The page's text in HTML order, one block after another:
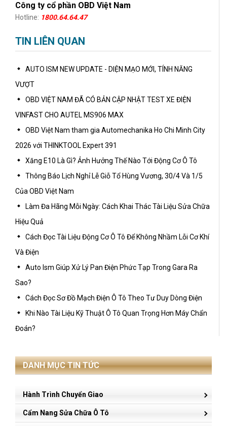
Công ty cổ phần OBD Việt Nam
Hotline: 1800.64.64.47
TIN LIÊN QUAN
AUTO ISM NEW UPDATE - DIỆN MẠO MỚI, TÍNH NĂNG
VƯỢT
OBD VIỆT NAM ĐÃ CÓ BẢN CẬP NHẬT TEST XE ĐIỆN
VINFAST CHO AUTEL MS906 MAX
OBD Việt Nam tham gia Automechanika Ho Chi Minh City
2026 với THINKTOOL Expert 391
Xăng E10 Là Gì? Ảnh Hưởng Thế Nào Tới Động Cơ Ô Tô
Thông Báo Lịch Nghỉ Lễ Giỗ Tổ Hùng Vương, 30/4 Và 1/5
Của OBD Việt Nam
Làm Đa Hãng Mỗi Ngày: Cách Khai Thác Tài Liệu Sửa Chữa
Hiệu Quả
Cách Đọc Tài Liệu Động Cơ Ô Tô Để Không Nhầm Lỗi Cơ Khí
Và Điện
Auto Ism Giúp Xử Lý Pan Điện Phức Tạp Trong Gara Ra
Sao?
Cách Đọc Sơ Đồ Mạch Điện Ô Tô Theo Tư Duy Dòng Điện
Khi Nào Tài Liệu Kỹ Thuật Ô Tô Quan Trọng Hơn Máy Chẩn
Đoán?
DANH MỤC TIN TỨC
Hành Trình Chuyển Giao
Cẩm Nang Sửa Chữa Ô Tô